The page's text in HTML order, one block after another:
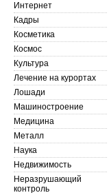
Интернет
Кадры
Косметика
Космос
Культура
Лечение на курортах
Лошади
Машиностроение
Медицина
Металл
Наука
Недвижимость
Неразрушающий
контроль